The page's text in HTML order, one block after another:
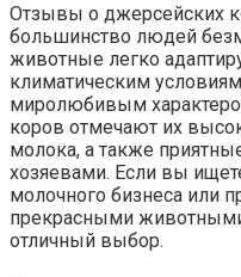
Отзывы о джерсейских
большинство людей
животные легко
климатическим
миролюбивым
коров отмечают их
молока, а также
хозяевами. Если вы
молочного бизнеса или
прекрасными
отличный выбор.